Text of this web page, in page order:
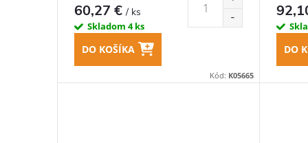
60,27 €/ ks
Skladom 4 ks
DO KOŠÍKA
Kód: K05665
DO